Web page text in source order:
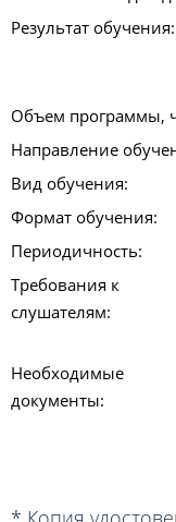
Результат обучения:
Объем программы,
Направление
Вид обучения:
Формат обучения:
Периодичность:
Требования к
слушателям:
Необходимые
документы: